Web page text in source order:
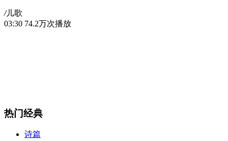
/儿歌
03:30 74.2万次播放
热门经典
诗篇